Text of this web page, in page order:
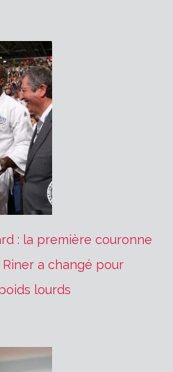
: la première couronne
a changé pour
lourds